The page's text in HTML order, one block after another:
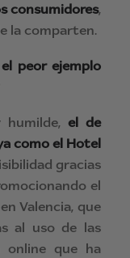
consumidores,
la comparten.
peor ejemplo
humilde,el de
como el Hotel
gracias
el
Valencia, que
al uso de las
online que ha